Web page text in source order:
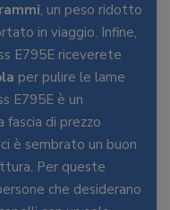
, un peso ridotto
in viaggio. Infine,
E795E riceverete
per pulire le lame
E795E è un
di prezzo
è sembrato un buon
Per queste
che desiderano